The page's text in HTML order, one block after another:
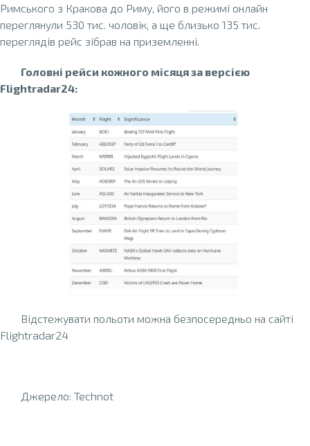
Римського з Кракова до Риму, його в режимі онлайн
переглянули 530 тис. чоловік, а ще близько 135 тис.
переглядів рейс зібрав на приземленні.
Головні рейси кожного місяця за версією
Flightradar24:
Відстежувати польоти можна безпосередньо на сайті
Flightradar24
Джерело: Technot